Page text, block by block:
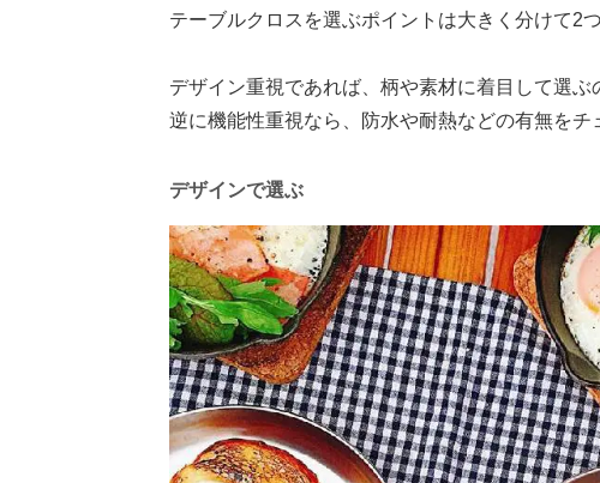
テーブルクロスを選ぶポイントは大きく分けて2つ
デザイン重視であれば、柄や素材に着目して選ぶ
逆に機能性重視なら、防水や耐熱などの有無をチ
デザインで選ぶ